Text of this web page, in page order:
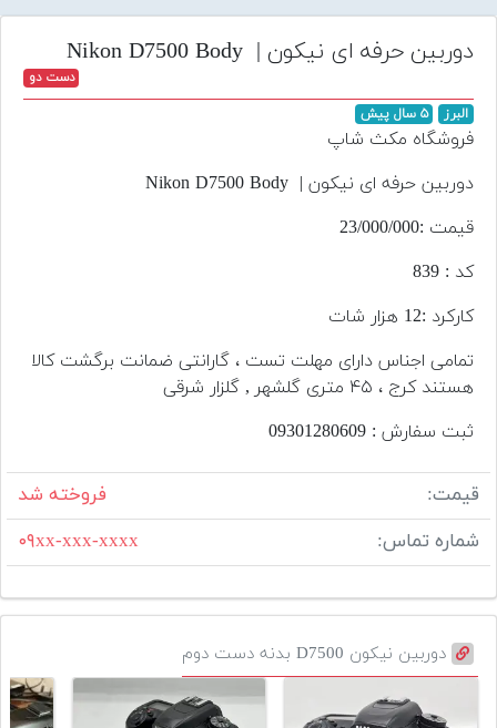
تجهیزات
مکث
افزودن
دست
قیمت
دوربین حرفه ای نیکون | Nikon D7500 Body
دست دو
البرز ۵ سال پیش
فروشگاه مکث شاپ
دوربین حرفه ای نیکون | Nikon D7500 Body
قیمت :23/000/000
کد : 839
کارکرد :12 هزار شات
تمامی اجناس دارای مهلت تست ، گارانتی ضمانت برگشت کالا
هستند کرج ، ۴۵ متری گلشهر , گلزار شرقی
ثبت سفارش : 09301280609
قیمت:
فروخته شد
شماره تماس:
۰۹xx-xxx-xxxx
دوربین نیکون D7500 بدنه دست دوم